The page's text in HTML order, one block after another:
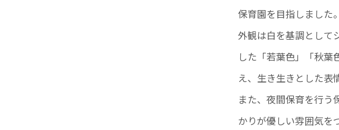
保育園を目指しました。
外観は白を基調として
した「若葉色」「秋
え、生き生きとした表
また、夜間保育を行う
かりが優しい雰囲気を